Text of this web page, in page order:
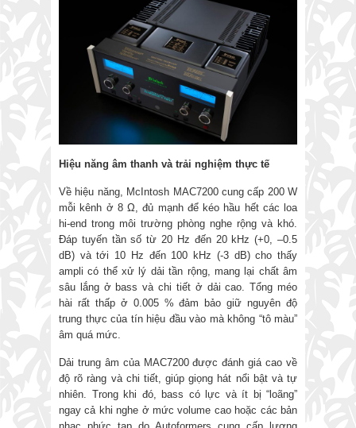
Hiệu năng âm thanh và trải nghiệm thực tế
Về hiệu năng, McIntosh MAC7200 cung cấp 200 W
mỗi kênh ở 8 Ω, đủ mạnh để kéo hầu hết các loa
hi-end trong môi trường phòng nghe rộng và khó.
Đáp tuyến tần số từ 20 Hz đến 20 kHz (+0, –0.5
dB) và tới 10 Hz đến 100 kHz (-3 dB) cho thấy
ampli có thể xử lý dải tần rộng, mang lại chất âm
sâu lắng ở bass và chi tiết ở dải cao. Tổng méo
hài rất thấp ở 0.005 % đảm bảo giữ nguyên độ
trung thực của tín hiệu đầu vào mà không “tô màu”
âm quá mức.
Dải trung âm của MAC7200 được đánh giá cao về
độ rõ ràng và chi tiết, giúp giọng hát nổi bật và tự
nhiên. Trong khi đó, bass có lực và ít bị “loãng”
ngay cả khi nghe ở mức volume cao hoặc các bản